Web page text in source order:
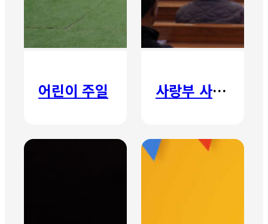
어린이 주일 사랑부 사랑주일